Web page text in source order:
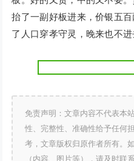
抬了一副好板进来，价银五
了人口穿孝守灵，晚来也不
免责声明：文章内容不代表本
性、完整性、准确性给予任何
考，文章版权归原作者所有。
（内容、图片等），请及时联